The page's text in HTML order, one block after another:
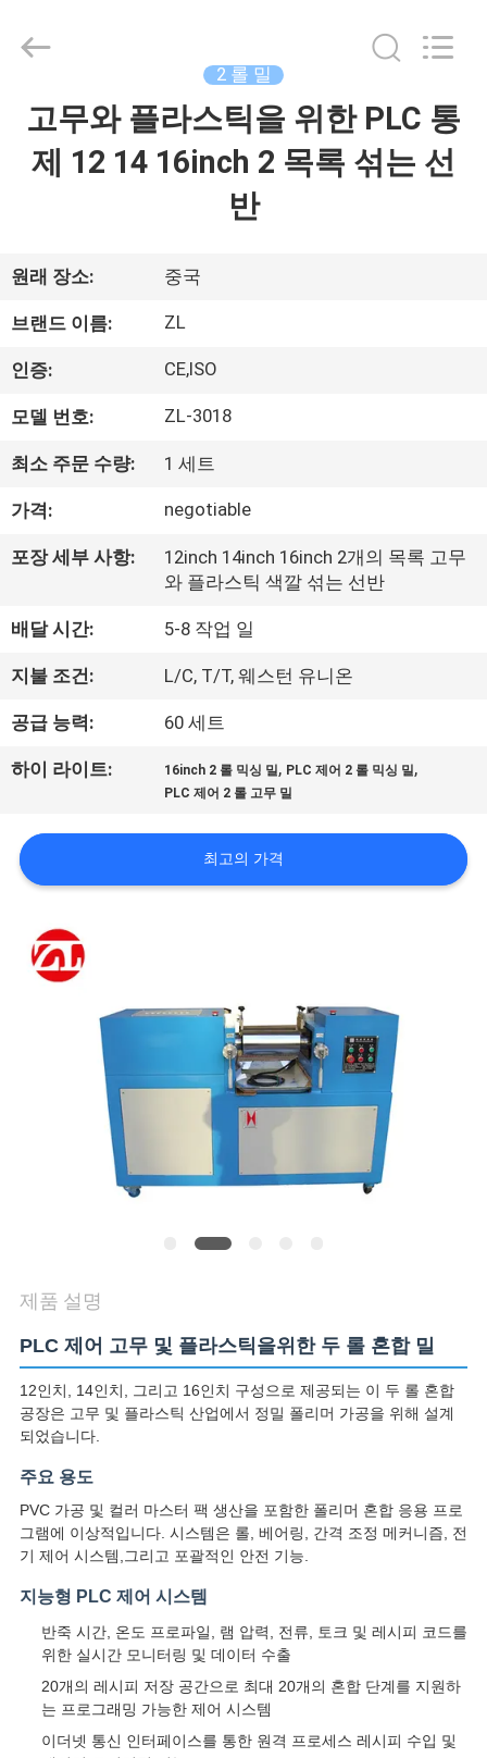
집
동
영
상
우
리
에
하
여
공
여
세
요
뉴
스
인
용
문
을
요
Dongguan
Zhongli
Reserved.
2 롤 밀
고무와 플라스틱을 위한 PLC 통
제 12 14 16inch 2 목록 섞는 선
반
원래 장소: 중국
브랜드 이름: ZL
인증: CE,ISO
모델 번호: ZL-3018
최소 주문 수량: 1 세트
가격: negotiable
포장 세부 사항:
12inch 14inch 16inch 2개의 목록 고무
와 플라스틱 색깔 섞는 선반
배달 시간: 5-8 작업 일
지불 조건: L/C, T/T, 웨스턴 유니온
공급 능력: 60 세트
하이 라이트: 16inch 2 롤 믹싱 밀, PLC 제어 2 롤 믹싱 밀,
PLC 제어 2 롤 고무 밀
최고의 가격
제품 설명
PLC 제어 고무 및 플라스틱을위한 두 롤 혼합 밀
12인치, 14인치, 그리고 16인치 구성으로 제공되는 이 두 롤 혼합
공장은 고무 및 플라스틱 산업에서 정밀 폴리머 가공을 위해 설계
되었습니다.
주요 용도
PVC 가공 및 컬러 마스터 팩 생산을 포함한 폴리머 혼합 응용 프로
그램에 이상적입니다. 시스템은 롤, 베어링, 간격 조정 메커니즘, 전
기 제어 시스템,그리고 포괄적인 안전 기능.
지능형 PLC 제어 시스템
반죽 시간, 온도 프로파일, 램 압력, 전류, 토크 및 레시피 코드를
위한 실시간 모니터링 및 데이터 수출
20개의 레시피 저장 공간으로 최대 20개의 혼합 단계를 지원하
는 프로그래밍 가능한 제어 시스템
이더넷 통신 인터페이스를 통한 원격 프로세스 레시피 수입 및